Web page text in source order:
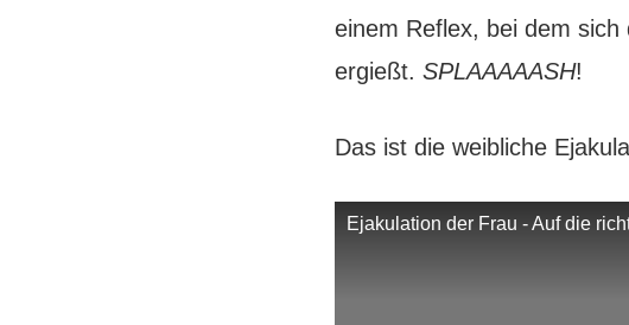
einem Reflex, bei dem
ergießt. SPLAAAAASH!
Das ist die weibliche
Ejakulation der Frau - Auf die